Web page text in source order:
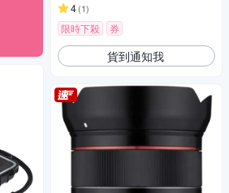
4(1)
限時下殺 券
貨到通知我